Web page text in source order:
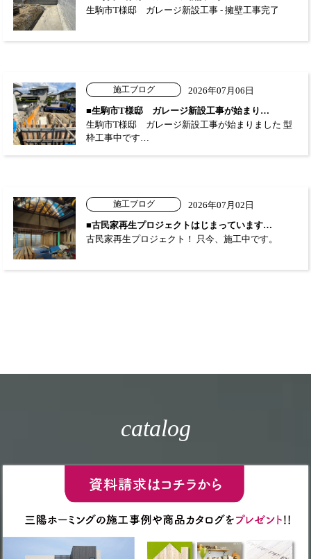
生駒市T様邸 ガレージ新設工事 - 擁壁工事完了
施工ブログ
2026年07月06日
■生駒市T様邸 ガレージ新設工事が始まり…
生駒市T様邸 ガレージ新設工事が始まりました 型
枠工事中です…
施工ブログ
2026年07月02日
■古民家再生プロジェクトはじまっています…
古民家再生プロジェクト！ 只今、施工中です。
catalog